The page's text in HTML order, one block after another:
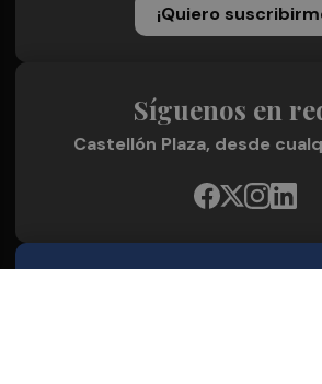
¡Quiero
Síguenos en
Castellón Plaza, desde